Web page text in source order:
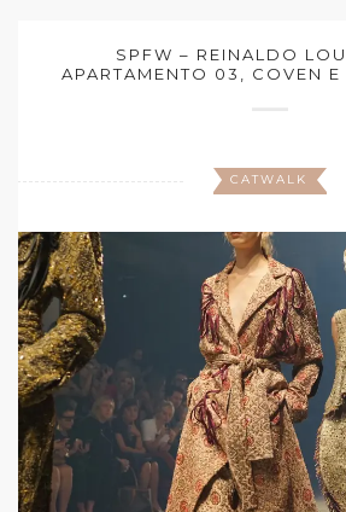
SPFW – REINALDO
APARTAMENTO 03, COVEN
CATWALK